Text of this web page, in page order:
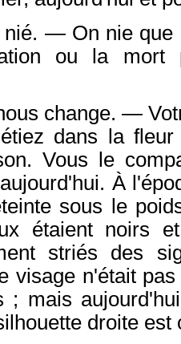
nié. — On nie que
ou la mort
change. —
dans la
Vous le
À
sous le
étaient noirs
striés des
visage n'était
; mais
droite